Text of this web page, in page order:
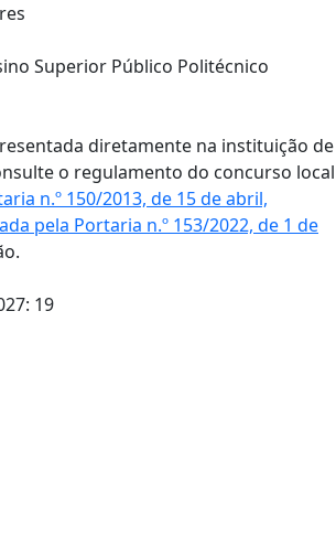
Superior Público Politécnico
diretamente na instituição de
o regulamento do concurso local
n.º 150/2013, de 15 de abril,
pela Portaria n.º 153/2022, de 1 de
19